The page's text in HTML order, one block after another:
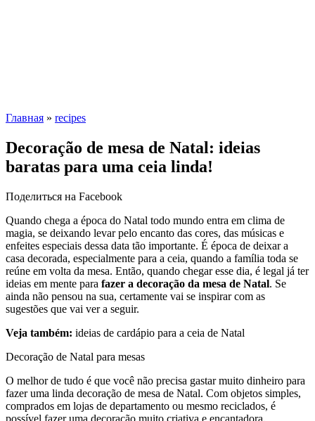
Главная » recipes
Decoração de mesa de Natal: ideias
baratas para uma ceia linda!
Поделиться на Facebook
Quando chega a época do Natal todo mundo entra em clima de
magia, se deixando levar pelo encanto das cores, das músicas e
enfeites especiais dessa data tão importante. É época de deixar a
casa decorada, especialmente para a ceia, quando a família toda se
reúne em volta da mesa. Então, quando chegar esse dia, é legal já ter
ideias em mente para fazer a decoração da mesa de Natal. Se
ainda não pensou na sua, certamente vai se inspirar com as
sugestões que vai ver a seguir.
Veja também: ideias de cardápio para a ceia de Natal
Decoração de Natal para mesas
O melhor de tudo é que você não precisa gastar muito dinheiro para
fazer uma linda decoração de mesa de Natal. Com objetos simples,
comprados em lojas de departamento ou mesmo reciclados, é
possível fazer uma decoração muito criativa e encantadora.